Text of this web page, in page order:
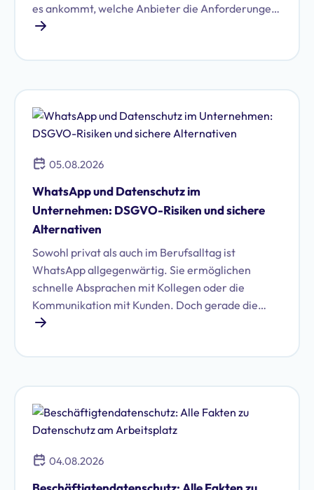
es ankommt, welche Anbieter die Anforderungen
erfüllen und wie Sie die richtige Wahl für Ihr
05.08.2026
WhatsApp und Datenschutz im
Unternehmen: DSGVO-Risiken und sichere
Alternativen
Sowohl privat als auch im Berufsalltag ist
WhatsApp allgegenwärtig. Sie ermöglichen
schnelle Absprachen mit Kollegen oder die
Kommunikation mit Kunden. Doch gerade die
Nutzung von WhatsApp im geschäftlichen Umfeld
welche das sind und ob Sie WhatsApp DSGVO-
04.08.2026